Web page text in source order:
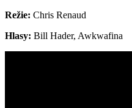
Režie: Chris Renaud
Hlasy: Bill Hader, Awkwafina